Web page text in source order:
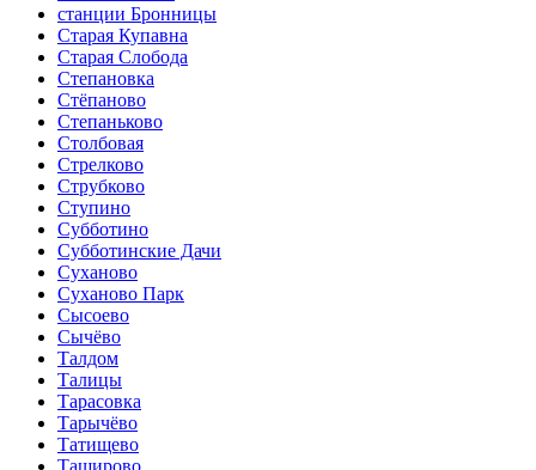
станции Бронницы
Старая Купавна
Старая Слобода
Степановка
Стёпаново
Степаньково
Столбовая
Стрелково
Струбково
Ступино
Субботино
Субботинские Дачи
Суханово
Суханово Парк
Сысоево
Сычёво
Талдом
Талицы
Тарасовка
Тарычёво
Татищево